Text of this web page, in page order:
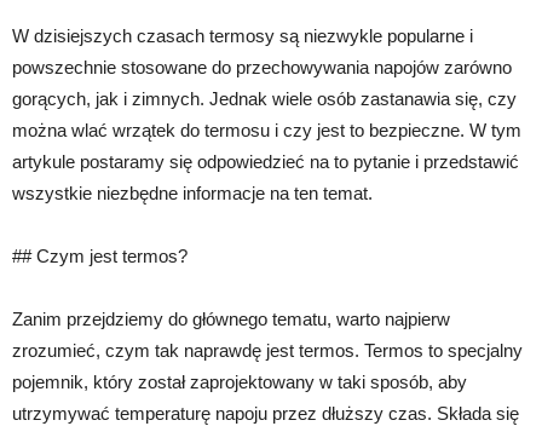
W dzisiejszych czasach termosy są niezwykle popularne i
powszechnie stosowane do przechowywania napojów zarówno
gorących, jak i zimnych. Jednak wiele osób zastanawia się, czy
można wlać wrzątek do termosu i czy jest to bezpieczne. W tym
artykule postaramy się odpowiedzieć na to pytanie i przedstawić
wszystkie niezbędne informacje na ten temat.
## Czym jest termos?
Zanim przejdziemy do głównego tematu, warto najpierw
zrozumieć, czym tak naprawdę jest termos. Termos to specjalny
pojemnik, który został zaprojektowany w taki sposób, aby
utrzymywać temperaturę napoju przez dłuższy czas. Składa się